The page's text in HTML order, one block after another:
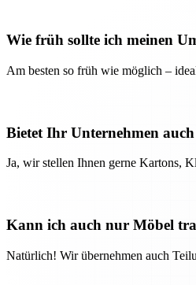
Wie früh sollte ich meinen
Am besten so früh wie möglich –
Bietet Ihr Unternehmen
Ja, wir stellen Ihnen gerne Kartons,
Kann ich auch nur Möbel
Natürlich! Wir übernehmen auch